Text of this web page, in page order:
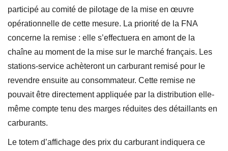
participé au comité de pilotage de la mise en œuvre
opérationnelle de cette mesure. La priorité de la FNA
concerne la remise : elle s’effectuera en amont de la
chaîne au moment de la mise sur le marché français. Les
stations-service achèteront un carburant remisé pour le
revendre ensuite au consommateur. Cette remise ne
pouvait être directement appliquée par la distribution elle-
même compte tenu des marges réduites des détaillants en
carburants.
Le totem d’affichage des prix du carburant indiquera ce